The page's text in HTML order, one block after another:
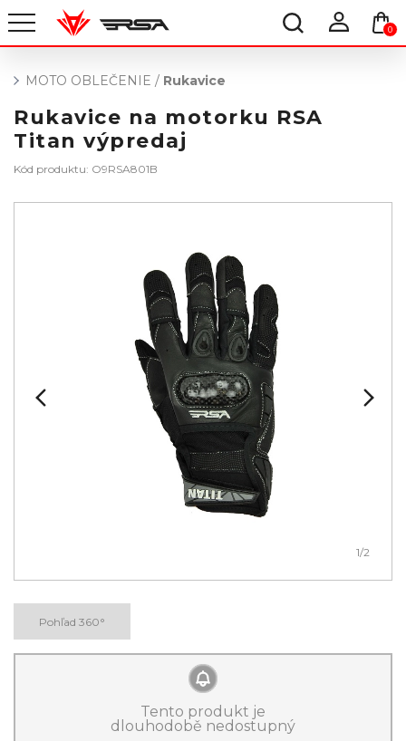
0
MOTO OBLEČENIE / Rukavice
Rukavice na motorku RSA
Titan výpredaj
Kód produktu: O9RSA801B
1/2
Pohľad 360°
Tento produkt je
dlouhodobě nedostupný